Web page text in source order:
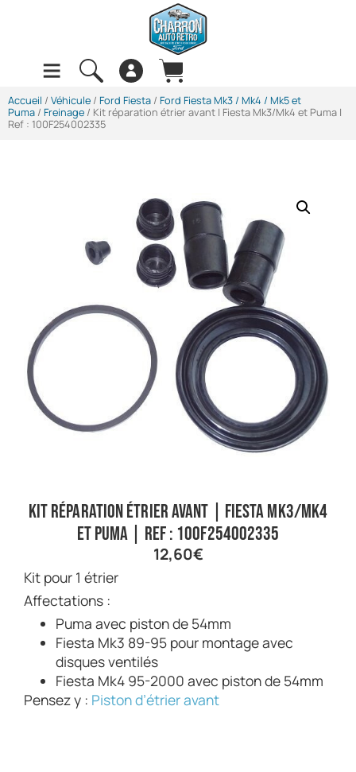
Accueil / Véhicule / Ford Fiesta / Ford Fiesta Mk3 / Mk4 / Mk5 et
Puma / Freinage / Kit réparation étrier avant | Fiesta Mk3/Mk4 et Puma |
Ref : 100F254002335
Kit réparation étrier avant | Fiesta Mk3/Mk4
et Puma | Ref : 100F254002335
12,60€
Kit pour 1 étrier
Affectations :
Puma avec piston de 54mm
Fiesta Mk3 89-95 pour montage avec
disques ventilés
Fiesta Mk4 95-2000 avec piston de 54mm
Pensez y : Piston d’étrier avant